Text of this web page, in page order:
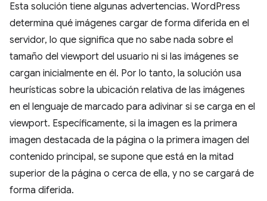
Esta solución tiene algunas advertencias. WordPress
determina qué imágenes cargar de forma diferida en el
servidor, lo que significa que no sabe nada sobre el
tamaño del viewport del usuario ni si las imágenes se
cargan inicialmente en él. Por lo tanto, la solución usa
heurísticas sobre la ubicación relativa de las imágenes
en el lenguaje de marcado para adivinar si se carga en el
viewport. Específicamente, si la imagen es la primera
imagen destacada de la página o la primera imagen del
contenido principal, se supone que está en la mitad
superior de la página o cerca de ella, y no se cargará de
forma diferida.